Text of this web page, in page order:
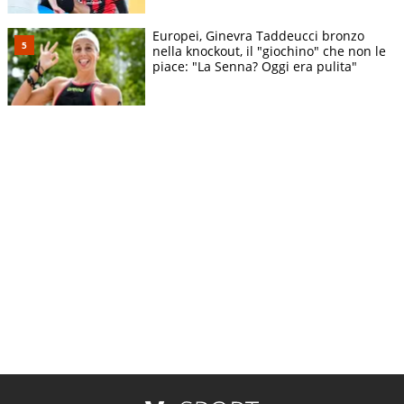
Europei, Ginevra Taddeucci bronzo
nella knockout, il "giochino" che non le
piace: "La Senna? Oggi era pulita"